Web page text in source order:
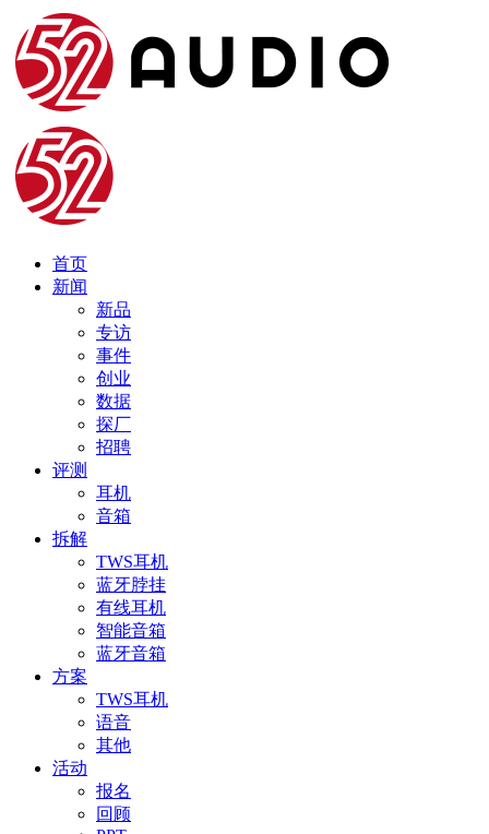
首页
新闻
新品
专访
事件
创业
数据
探厂
招聘
评测
耳机
音箱
拆解
TWS耳机
蓝牙脖挂
有线耳机
智能音箱
蓝牙音箱
方案
TWS耳机
语音
其他
活动
报名
回顾